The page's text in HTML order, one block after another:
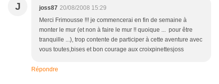
J joss87 20/08/2008 15:29
Merci Frimousse !!! je commencerai en fin de semaine à
monter le mur (et non à faire le mur !! quoique ... pour être
tranquille ...), trop contente de participer à cette aventure avec
vous toutes,bises et bon courage aux croixpinettesjoss
Répondre